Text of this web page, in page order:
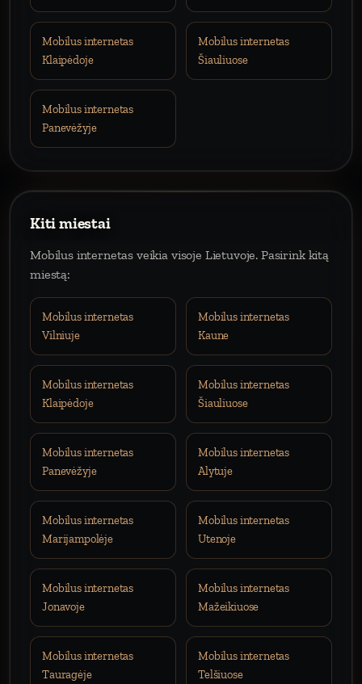
Mobilus internetas
Klaipėdoje
Mobilus internetas
Šiauliuose
Mobilus internetas
Panevėžyje
Kiti miestai
Mobilus internetas veikia visoje Lietuvoje. Pasirink kitą
miestą:
Mobilus internetas
Vilniuje
Mobilus internetas
Kaune
Mobilus internetas
Klaipėdoje
Mobilus internetas
Šiauliuose
Mobilus internetas
Panevėžyje
Mobilus internetas
Alytuje
Mobilus internetas
Marijampolėje
Mobilus internetas
Utenoje
Mobilus internetas
Jonavoje
Mobilus internetas
Mažeikiuose
Mobilus internetas
Tauragėje
Mobilus internetas
Telšiuose